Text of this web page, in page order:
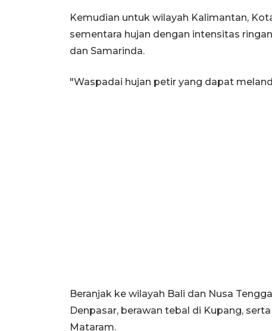
Kemudian untuk wilayah Kalimantan,
sementara hujan dengan intensitas
dan Samarinda.
"Waspadai hujan petir yang dapat
Beranjak ke wilayah Bali dan Nusa
Denpasar, berawan tebal di Kupang,
Mataram.